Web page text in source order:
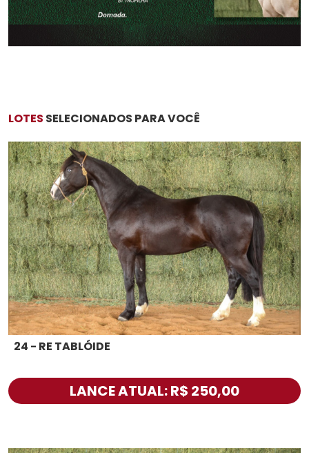
LOTES SELECIONADOS PARA VOCÊ
24 - RE TABLÓIDE
LANCE ATUAL: R$ 250,00